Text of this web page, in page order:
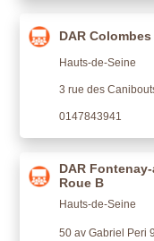
DAR
Hauts-de-Seine
3 rue des
0147843941
DAR
Roue B
Hauts-de-Seine
50 av Gabriel Peri